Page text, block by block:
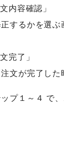
内容確認」
するかを選ぶ
完了」
文が完了した
プ１～４ で